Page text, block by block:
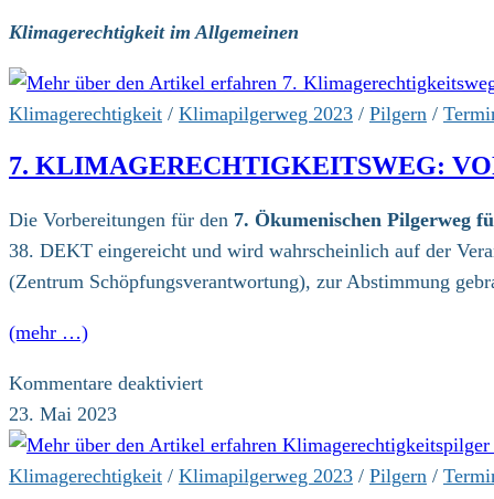
Klimagerechtigkeit im Allgemeinen
Klimagerechtigkeit / Klimapilgerweg 2023 / Pilgern /
7. KLIMAGERECHTIGKEITSWEG:
Die Vorbereitungen für den 7. Ökumenischen Pilgerweg
38. DEKT eingereicht und wird wahrscheinlich auf der
(Zentrum Schöpfungsverantwortung), zur Abstimmung
(mehr …)
Kommentare deaktiviertfür
Klimagerechtigkeitsweg:
Vorbereitungen
23. Mai 2023
Klimagerechtigkeit / Klimapilgerweg 2023 / Pilgern /